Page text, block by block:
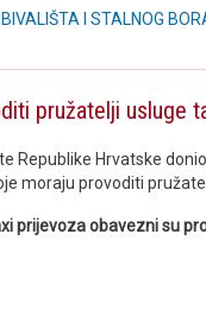
I STALNOG
pružatelji usluge
Republike Hrvatske
moraju provoditi
prijevoza obavezni su